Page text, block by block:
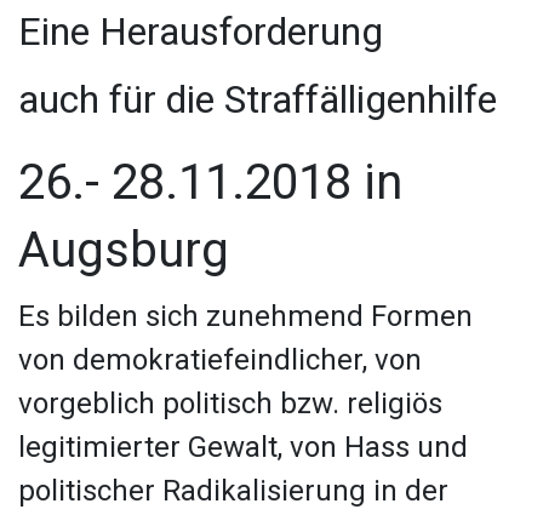
Eine Herausforderung
auch für die Straffälligenhilfe
26.- 28.11.2018 in
Augsburg
Es bilden sich zunehmend Formen
von demokratiefeindlicher, von
vorgeblich politisch bzw. religiös
legitimierter Gewalt, von Hass und
politischer Radikalisierung in der